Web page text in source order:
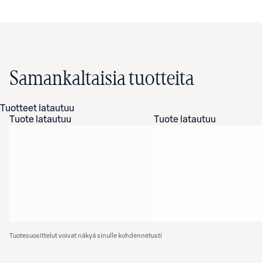
Samankaltaisia tuotteita
Tuotteet latautuu
Tuote latautuu
Tuote latautuu
Tuotesuosittelut voivat näkyä sinulle kohdennetusti